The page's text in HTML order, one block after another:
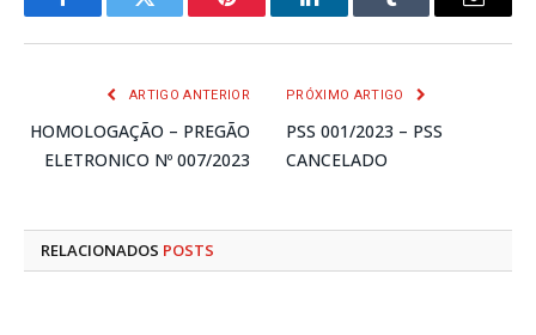
FacebookTwitter Pinterest LinkedInTumblr
E-
ARTIGO ANTERIOR
HOMOLOGAÇÃO – PREGÃO
ELETRONICO Nº 007/2023
PRÓXIMO ARTIGO
PSS 001/2023 – PSS
CANCELADO
RELACIONADOS POSTS